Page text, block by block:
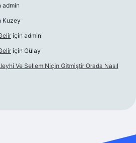
admin
Kuzey
için admin
için Gülay
Ve Sellem Niçin Gitmiştir Orada Nasıl